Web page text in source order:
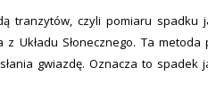
tranzytów, czyli pomiaru spadku
Układu Słonecznego. Ta
gwiazdę. Oznacza to spadek